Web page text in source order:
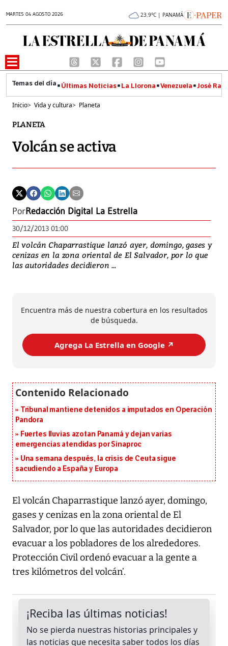
MARTES 04 AGOSTO 2026 23.9°C | PANAMÁ
Últimas Noticias La Llorona Venezuela José
Inicio> Vida y cultura> Planeta
PLANETA
Volcán se activa
PorRedacción Digital La Estrella
30/12/2013 01:00
El volcán Chaparrastique lanzó ayer, domingo, gases y
cenizas en la zona oriental de El Salvador, por lo que
las autoridades decidieron ...
Encuentra más de nuestra cobertura en los resultados
de búsqueda.
Agrega La Estrella en Google ↗️
Tribunal mantiene detenidos a imputados en Operación
Pandora
Fuertes lluvias azotan Panamá y dejan varias
emergencias atendidas por Sinaproc
Una semana después, la crisis de Ceuta sigue
sacudiendo a España y Europa
El volcán Chaparrastique lanzó ayer, domingo,
gases y cenizas en la zona oriental de El
Salvador, por lo que las autoridades decidieron
evacuar a los pobladores de los alrededores.
Protección Civil ordenó evacuar a la gente a
tres kilómetros del volcán’.